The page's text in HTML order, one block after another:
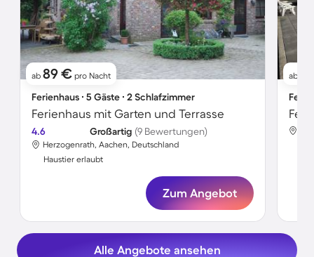
ab 89 € pro Nacht
Ferienhaus ∙ 5 Gäste ∙ 2 Schlafzimmer
Ferienhaus mit Garten und Terrasse
4.6 Großartig (9 Bewertungen)
Herzogenrath, Aachen, Deutschland
Haustier erlaubt
Zum Angebot
ab
Alle Angebote ansehen